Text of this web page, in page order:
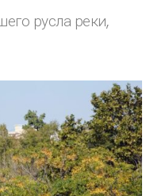
русла реки,